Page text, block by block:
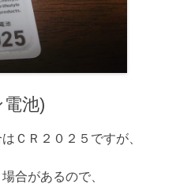
池)
ＣＲ２０２５ですが、
合があるので、